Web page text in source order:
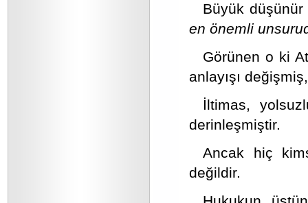
Büyük düşünür
en önemli
Görünen o ki
anlayışı
İltimas,
derinleşmiştir.
Ancak hiç
değildir.